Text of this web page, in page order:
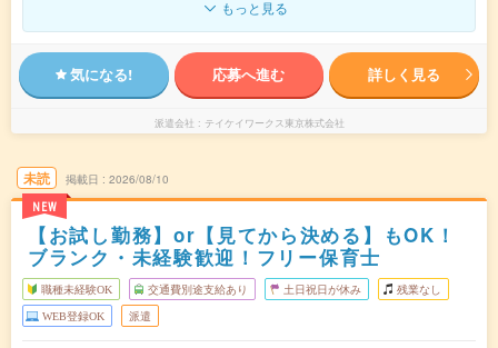
もっと見る
気になる! 応募へ進む 詳しく見る
派遣会社 テイケイワークス東京株式会社
未読
NEW
掲載日 2026/08/10
【お試し勤務】or【見てから決める】もOK！
ブランク・未経験歓迎！フリー保育士
職種未経験OK 交通費別途支給あり 土日祝日が休み 残業なし
WEB登録OK 派遣